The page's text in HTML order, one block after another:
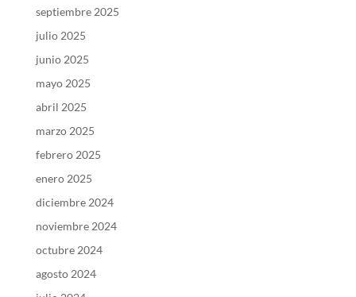
septiembre 2025
julio 2025
junio 2025
mayo 2025
abril 2025
marzo 2025
febrero 2025
enero 2025
diciembre 2024
noviembre 2024
octubre 2024
agosto 2024